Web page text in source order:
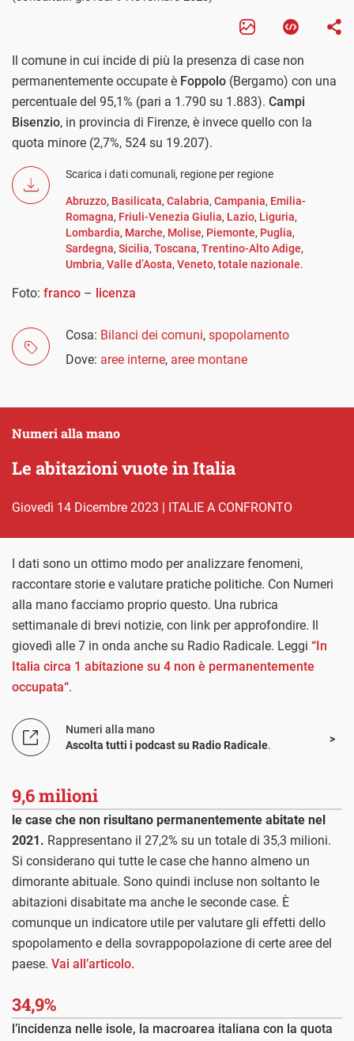
Il comune in cui incide di più la presenza di case non
permanentemente occupate è Foppolo (Bergamo) con una
percentuale del 95,1% (pari a 1.790 su 1.883). Campi
Bisenzio, in provincia di Firenze, è invece quello con la
quota minore (2,7%, 524 su 19.207).
Scarica i dati comunali, regione per regione
Abruzzo, Basilicata, Calabria, Campania, Emilia-
Romagna, Friuli-Venezia Giulia, Lazio, Liguria,
Lombardia, Marche, Molise, Piemonte, Puglia,
Sardegna, Sicilia, Toscana, Trentino-Alto Adige,
Umbria, Valle d’Aosta, Veneto, totale nazionale.
Foto: franco – licenza
Cosa: Bilanci dei comuni, spopolamento
Dove: aree interne, aree montane
Le abitazioni vuote in Italia
Numeri alla mano
giovedì 14 Dicembre 2023 ITALIE A CONFRONTO
I dati sono un ottimo modo per analizzare fenomeni,
raccontare storie e valutare pratiche politiche. Con Numeri
alla mano facciamo proprio questo. Una rubrica
settimanale di brevi notizie, con link per approfondire. Il
giovedì alle 7 in onda anche su Radio Radicale. Leggi “In
Italia circa 1 abitazione su 4 non è permanentemente
occupata“.
Numeri alla mano
Ascolta tutti i podcast su Radio Radicale.
9,6 milioni
le case che non risultano permanentemente abitate nel
2021. Rappresentano il 27,2% su un totale di 35,3 milioni.
Si considerano qui tutte le case che hanno almeno un
dimorante abituale. Sono quindi incluse non soltanto le
abitazioni disabitate ma anche le seconde case. È
comunque un indicatore utile per valutare gli effetti dello
spopolamento e della sovrappopolazione di certe aree del
paese. Vai all’articolo.
34,9%
l’incidenza nelle isole, la macroarea italiana con la quota